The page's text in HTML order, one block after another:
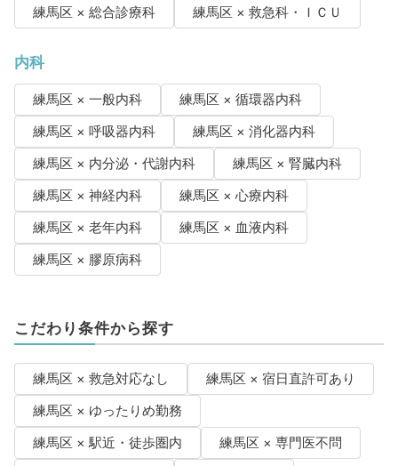
練馬区 × 総合診療科 練馬区 × 救急科・ＩＣＵ
内科
練馬区 × 一般内科
練馬区 × 循環器内科
練馬区 × 呼吸器内科
練馬区 × 消化器内科
練馬区 × 内分泌・代謝内科
練馬区 × 腎臓内科
練馬区 × 神経内科
練馬区 × 心療内科
練馬区 × 老年内科
練馬区 × 血液内科
練馬区 × 膠原病科
こだわり条件から探す
練馬区 × 救急対応なし
練馬区 × 宿日直許可あり
練馬区 × ゆったりめ勤務
練馬区 × 駅近・徒歩圏内
練馬区 × 専門医不問